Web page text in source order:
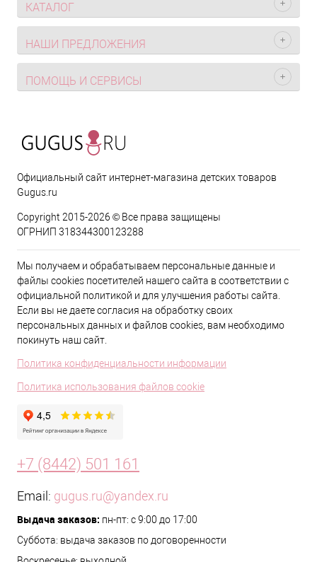
КАТАЛОГ
НАШИ ПРЕДЛОЖЕНИЯ
ПОМОЩЬ И СЕРВИСЫ
Официальный сайт интернет-магазина детских товаров
Gugus.ru
Copyright 2015-2026 © Все права защищены
ОГРНИП 318344300123288
Мы получаем и обрабатываем персональные данные и
файлы cookies посетителей нашего сайта в соответствии с
официальной политикой и для улучшения работы сайта.
Если вы не даете согласия на обработку своих
персональных данных и файлов cookies, вам необходимо
покинуть наш сайт.
Политика конфиденциальности информации
Политика использования файлов cookie
+7 (8442) 501 161
Email: gugus.ru@yandex.ru
Выдача заказов: пн-пт: с 9:00 до 17:00
Суббота: выдача заказов по договоренности